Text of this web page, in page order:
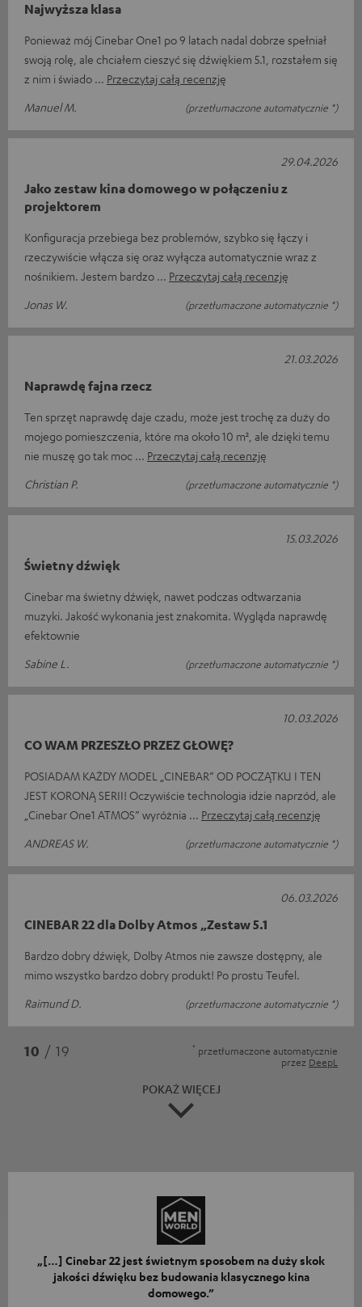
Najwyższa klasa
Ponieważ mój Cinebar One1 po 9 latach nadal dobrze spełniał
swoją rolę, ale chciałem cieszyć się dźwiękiem 5.1, rozstałem się
z nim i świado
Przeczytaj całą recenzję
Manuel M.
(przetłumaczone automatycznie *)
Jako zestaw kina domowego w połączeniu z
projektorem
Konfiguracja przebiega bez problemów, szybko się łączy i
rzeczywiście włącza się oraz wyłącza automatycznie wraz z
nośnikiem. Jestem bardzo
Przeczytaj całą recenzję
Jonas W.
(przetłumaczone automatycznie *)
29.04.2026
Naprawdę fajna rzecz
Ten sprzęt naprawdę daje czadu, może jest trochę za duży do
mojego pomieszczenia, które ma około 10 m², ale dzięki temu
nie muszę go tak moc
Przeczytaj całą recenzję
Christian P.
(przetłumaczone automatycznie *)
21.03.2026
Świetny dźwięk
Cinebar ma świetny dźwięk, nawet podczas odtwarzania
muzyki. Jakość wykonania jest znakomita. Wygląda naprawdę
efektownie
Sabine L.
(przetłumaczone automatycznie *)
15.03.2026
CO WAM PRZESZŁO PRZEZ GŁOWĘ?
POSIADAM KAŻDY MODEL „CINEBAR” OD POCZĄTKU I TEN
JEST KORONĄ SERII! Oczywiście technologia idzie naprzód, ale
„Cinebar One1 ATMOS” wyróżnia
Przeczytaj całą recenzję
ANDREAS W.
(przetłumaczone automatycznie *)
10.03.2026
CINEBAR 22 dla Dolby Atmos „Zestaw 5.1
Bardzo dobry dźwięk, Dolby Atmos nie zawsze dostępny, ale
mimo wszystko bardzo dobry produkt! Po prostu Teufel.
Raimund D.
(przetłumaczone automatycznie *)
06.03.2026
10 / 19 * przetłumaczone automatycznie
przez DeepL
POKAŻ WIĘCEJ
„[…] Cinebar 22 jest świetnym sposobem na duży skok
jakości dźwięku bez budowania klasycznego kina
domowego.”